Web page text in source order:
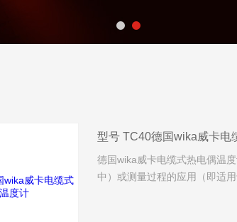
型号 TC40德国wika威卡电
德国wika威卡电缆式热电偶温
中）或测量过程的应用（即适